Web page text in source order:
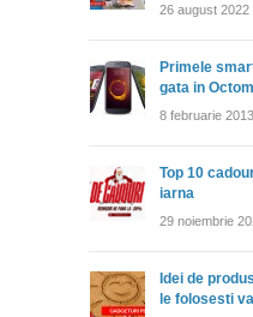
26 august 2022
Primele
gata in
8 februarie 2013
Top 10
iarna
29 noiembrie
Idei de
le folosesti